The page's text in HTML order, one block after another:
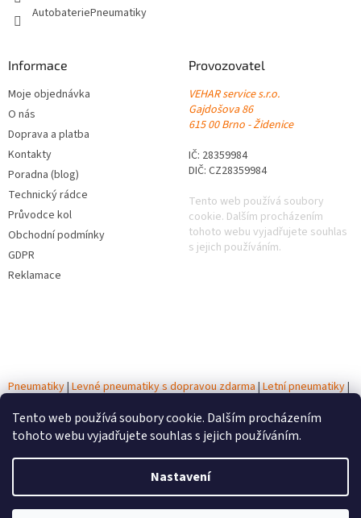
Tento web používá soubory cookie. Dalším procházením
tohoto webu vyjadřujete souhlas s jejich používáním.
Nastavení
AutobateriePneumatiky
Informace
Moje objednávka
O nás
Doprava a platba
Kontakty
Poradna (blog)
Technický rádce
Průvodce kol
Obchodní podmínky
GDPR
Reklamace
Provozovatel
VEHAR service s.r.o.
Gajdošova 86
615 00 Brno - Židenice
IČ: 28359984
DIČ: CZ28359984
Tento web používá soubory
cookie. Dalším procházením
tohoto webu vyjadřujete souhlas
s jejich používáním.
Pneumatiky|Levné pneumatiky s dopravou zdarma|Letní pneumatiky|
Autobaterie
Copyright 2026Autobaterie Pneumatiky CZ. Všechna práva